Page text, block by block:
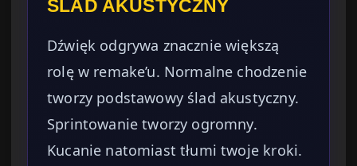
ŚLAD AKUSTYCZNY
Dźwięk odgrywa znacznie większą
rolę w remake’u. Normalne chodzenie
tworzy podstawowy ślad akustyczny.
Sprintowanie tworzy ogromny.
Kucanie natomiast tłumi twoje kroki.